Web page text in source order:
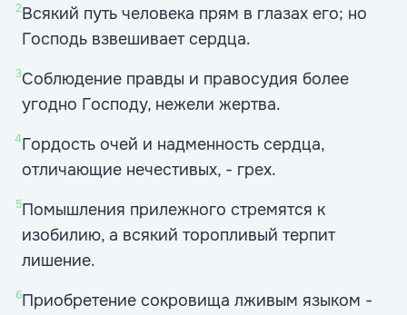
2Всякий путь человека прям в глазах его; но
Господь взвешивает сердца.
3Соблюдение правды и правосудия более
угодно Господу, нежели жертва.
4Гордость очей и надменность сердца,
отличающие нечестивых, - грех.
5Помышления прилежного стремятся к
изобилию, а всякий торопливый терпит
лишение.
6Приобретение сокровища лживым языком -